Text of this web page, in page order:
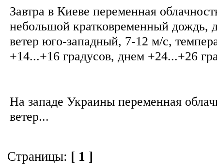
Завтра в Киеве переменная
небольшой кратковременный дождь,
ветер юго-западный, 7-12 м/с,
+14...+16 градусов, днем +24...+26
На западе Украины переменная
ветер...
Страницы: [ 1 ]